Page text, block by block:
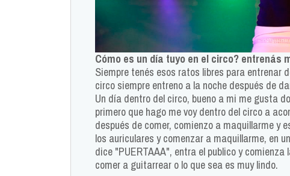
Cómo es un día tuyo en el circo? entrenás
Siempre tenés esos ratos libres para entrenar
circo siempre entreno a la noche después de
Un día dentro del circo, bueno a mi me gusta
primero que hago me voy dentro del circo a
después de comer, comienzo a maquillarme y
los auriculares y comenzar a maquillarme, en
dice "PUERTAAA", entra el publico y
comer a guitarrear o lo que sea es muy lindo.